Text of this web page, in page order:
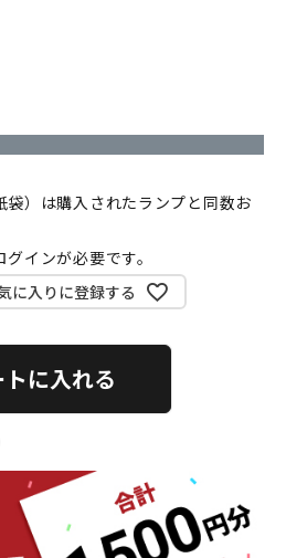
）は購入されたランプと同数お
インが必要です。
に入りに登録する
トに入れる